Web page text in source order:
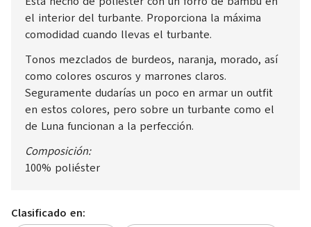
el interior del turbante. Proporciona la máxima
comodidad cuando llevas el turbante.
Tonos mezclados de burdeos, naranja, morado, así
como colores oscuros y marrones claros.
Seguramente dudarías un poco en armar un outfit
en estos colores, pero sobre un turbante como el
de Luna funcionan a la perfección.
Composición:
100% poliéster
Clasificado en: